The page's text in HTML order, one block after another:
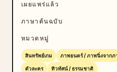
เผยแพร่แล้ว
ภาษาต้นฉบับ
หมวดหมู่
สินทรัพย์เกม ภาพยนตร์ / ภาพนิ่งจากภ
ตัวละคร ทิวทัศน์ / ธรรมชาติ